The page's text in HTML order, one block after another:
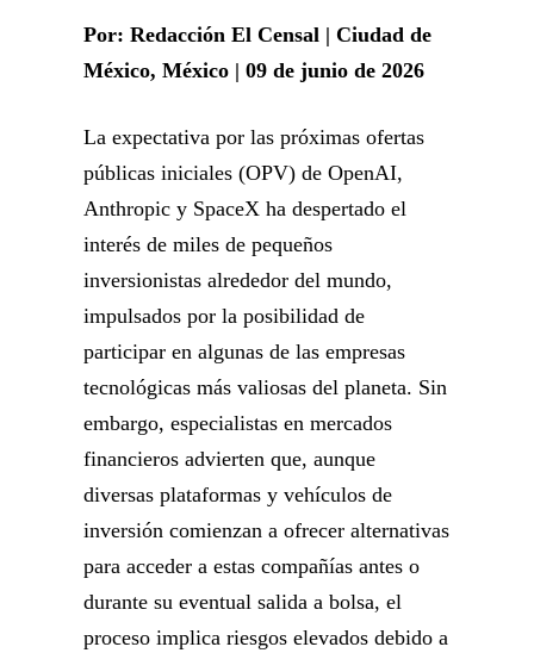
Por: Redacción El Censal | Ciudad de
México, México | 09 de junio de 2026
La expectativa por las próximas ofertas
públicas iniciales (OPV) de OpenAI,
Anthropic y SpaceX ha despertado el
interés de miles de pequeños
inversionistas alrededor del mundo,
impulsados por la posibilidad de
participar en algunas de las empresas
tecnológicas más valiosas del planeta. Sin
embargo, especialistas en mercados
financieros advierten que, aunque
diversas plataformas y vehículos de
inversión comienzan a ofrecer alternativas
para acceder a estas compañías antes o
durante su eventual salida a bolsa, el
proceso implica riesgos elevados debido a